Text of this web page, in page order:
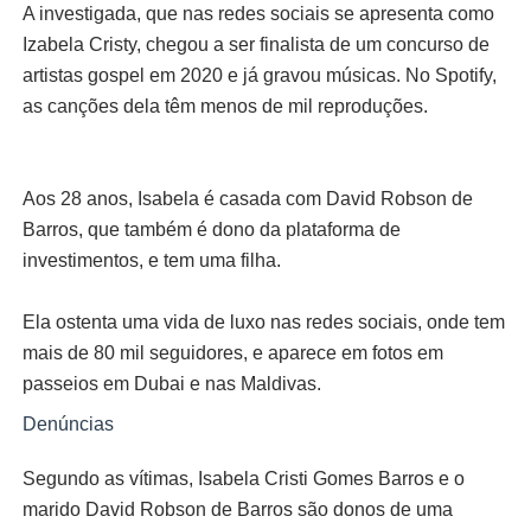
A investigada, que nas redes sociais se apresenta como
Izabela Cristy, chegou a ser finalista de um concurso de
artistas gospel em 2020 e já gravou músicas. No Spotify,
as canções dela têm menos de mil reproduções.
Aos 28 anos, Isabela é casada com David Robson de
Barros, que também é dono da plataforma de
investimentos, e tem uma filha.
Ela ostenta uma vida de luxo nas redes sociais, onde tem
mais de 80 mil seguidores, e aparece em fotos em
passeios em Dubai e nas Maldivas.
Denúncias
Segundo as vítimas, Isabela Cristi Gomes Barros e o
marido David Robson de Barros são donos de uma